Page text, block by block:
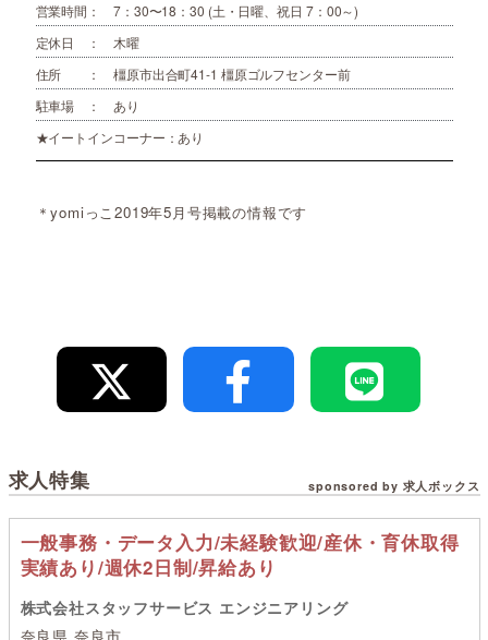
営業時間： 7：30〜18：30 (土・日曜、祝日 7：00～)
定休日 ： 木曜
住所 ： 橿原市出合町41-1 橿原ゴルフセンター前
駐車場 ： あり
★イートインコーナー：あり
＊yomiっこ2019年5月号掲載の情報です
求人特集 sponsored by 求人ボックス
一般事務・データ入力/未経験歓迎/産休・育休取得
実績あり/週休2日制/昇給あり
株式会社スタッフサービス エンジニアリング